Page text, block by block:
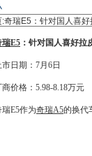
瑞E5 ：针对国人喜好拉
期：7月6日
格：5.98-8.18万元
瑞E5作为奇瑞A5的换代